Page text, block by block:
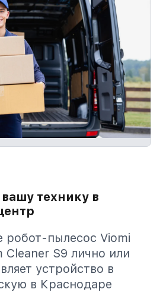
технику в
робот-пылесос Viomi
Cleaner S9 лично или
устройство в
в Краснодаре